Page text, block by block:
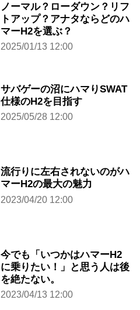
ノーマル？ローダウン？リフ
トアップ？アナタならどのハ
マーH2を選ぶ？
2025/01/13 12:00
サバゲーの沼にハマりSWAT
仕様のH2を目指す
2025/05/28 12:00
流行りに左右されないのがハ
マーH2の最大の魅力
2023/04/20 12:00
今でも「いつかはハマーH2
に乗りたい！」と思う人は後
を絶たない。
2023/04/13 12:00